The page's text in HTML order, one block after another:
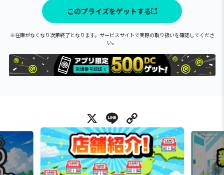
このプライズをゲットする
※在庫がなくなり次第終了となります。サービスサイトで実際の取り扱いを確認してくださ
い。
X Line